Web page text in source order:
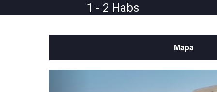
1 - 2 Habs
Mapa